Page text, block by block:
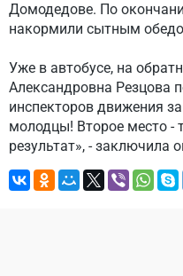
Домодедове. По
накормили сытным
Уже в автобусе, на
Александровна Резцова
инспекторов движения
молодцы! Второе место -
результат», - заключила